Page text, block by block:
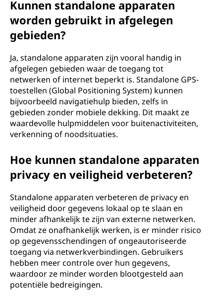
Kunnen standalone apparaten
worden gebruikt in afgelegen
gebieden?
Ja, standalone apparaten zijn vooral handig in
afgelegen gebieden waar de toegang tot
netwerken of internet beperkt is. Standalone GPS-
toestellen (Global Positioning System) kunnen
bijvoorbeeld navigatiehulp bieden, zelfs in
gebieden zonder mobiele dekking. Dit maakt ze
waardevolle hulpmiddelen voor buitenactiviteiten,
verkenning of noodsituaties.
Hoe kunnen standalone apparaten
privacy en veiligheid verbeteren?
Standalone apparaten verbeteren de privacy en
veiligheid door gegevens lokaal op te slaan en
minder afhankelijk te zijn van externe netwerken.
Omdat ze onafhankelijk werken, is er minder risico
op gegevensschendingen of ongeautoriseerde
toegang via netwerkverbindingen. Gebruikers
hebben meer controle over hun gegevens,
waardoor ze minder worden blootgesteld aan
potentiële bedreigingen.